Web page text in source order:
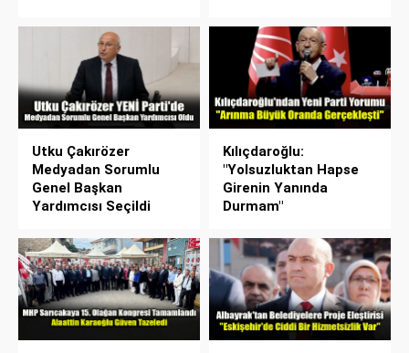
Utku Çakırözer
Medyadan Sorumlu
Genel Başkan
Yardımcısı Seçildi
Kılıçdaroğlu:
"Yolsuzluktan Hapse
Girenin Yanında
Durmam"